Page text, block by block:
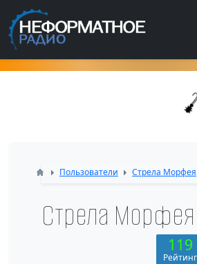
Как попасть в
Пользователи Стрела Морфея
Стрела Морфея
119
Рейтинг